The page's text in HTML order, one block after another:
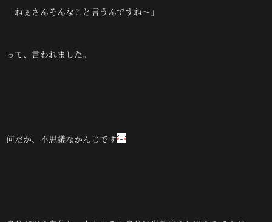
「ねぇさんそんなこと言うんですね～」
って、言われました。
何だか、不思議なかんじです